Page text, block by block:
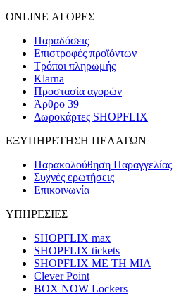
ONLINE ΑΓΟΡΕΣ
Παραδόσεις
Επιστροφές προϊόντων
Τρόποι πληρωμής
Klarna
Προστασία αγορών
Άρθρο 39
Δωροκάρτες SHOPFLIX
ΕΞΥΠΗΡΕΤΗΣΗ ΠΕΛΑΤΩΝ
Παρακολούθηση Παραγγελίας
Συχνές ερωτήσεις
Επικοινωνία
ΥΠΗΡΕΣΙΕΣ
SHOPFLIX max
SHOPFLIX tickets
SHOPFLIX ΜΕ ΤΗ ΜΙΑ
Clever Point
BOX NOW Lockers